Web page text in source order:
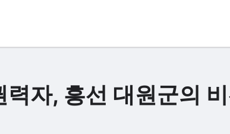
자, 흥선 대원군의